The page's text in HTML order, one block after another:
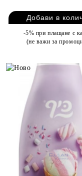
-5% при плащане с
(не важи за